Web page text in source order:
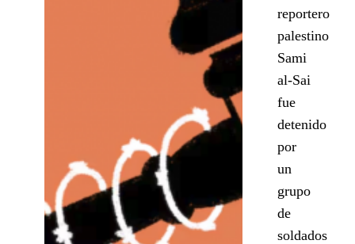
reportero
palestino
Sami
al-Sai
fue
detenido
por
un
grupo
de
soldados